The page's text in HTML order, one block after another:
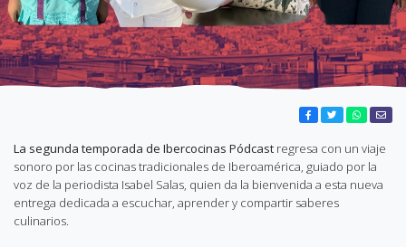
La segunda temporada de Ibercocinas Pódcast regresa con un viaje
sonoro por las cocinas tradicionales de Iberoamérica, guiado por la
voz de la periodista Isabel Salas, quien da la bienvenida a esta nueva
entrega dedicada a escuchar, aprender y compartir saberes
culinarios.